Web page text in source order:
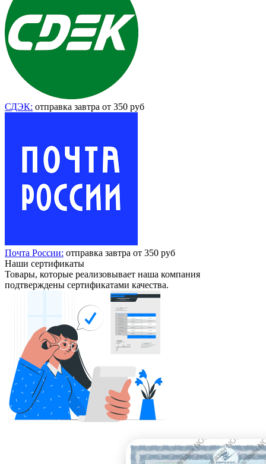
СДЭК: отправка завтра от 350 руб
Почта России: отправка завтра от 350 руб
Наши сертификаты
Товары, которые реализовывает наша компания
подтверждены сертификатами качества.